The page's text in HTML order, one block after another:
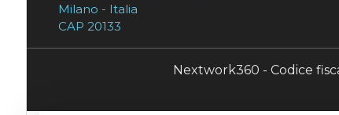
Milano - Italia
CAP 20133
Nextwork360 - Codice